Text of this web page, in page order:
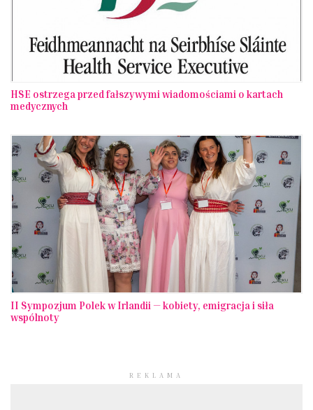
HSE ostrzega przed fałszywymi wiadomościami o kartach
medycznych
II Sympozjum Polek w Irlandii — kobiety, emigracja i siła
wspólnoty
REKLAMA